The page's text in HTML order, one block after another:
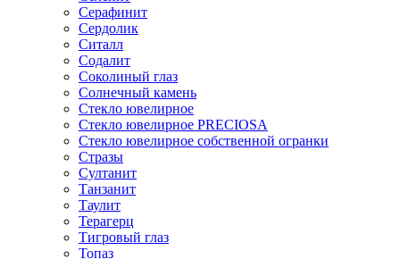
Серафинит
Сердолик
Ситалл
Содалит
Соколиный глаз
Солнечный камень
Стекло ювелирное
Стекло ювелирное PRECIOSA
Стекло ювелирное собственной огранки
Стразы
Султанит
Танзанит
Таулит
Терагерц
Тигровый глаз
Топаз